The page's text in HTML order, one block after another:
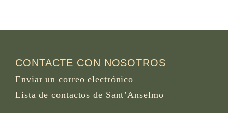
CONTACTE CON NOSOTROS
Enviar un correo electrónico
Lista de contactos de Sant’Anselmo